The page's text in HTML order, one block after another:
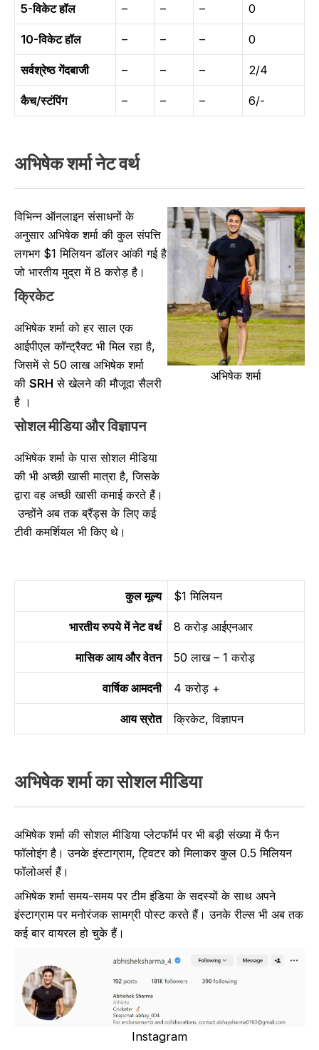
5-विकेट हॉल – – – 0
10-विकेट हॉल – – – 0
सर्वश्रेष्ठ गेंदबाजी – – – 2/4
कैच/स्टंपिंग – – – 6/-
अभिषेक शर्मा नेट वर्थ
विभिन्न ऑनलाइन संसाधनों के
अनुसार अभिषेक शर्मा की कुल संपत्ति
लगभग $1 मिलियन डॉलर आंकी गई है
जो भारतीय मुद्रा में 8 करोड़ है।
क्रिकेट
अभिषेक शर्मा को हर साल एक
आईपीएल कॉन्ट्रैक्ट भी मिल रहा है,
जिसमें से 50 लाख अभिषेक शर्मा
की SRH से खेलने की मौजूदा सैलरी
है ।
सोशल मीडिया और विज्ञापन
अभिषेक शर्मा के पास सोशल मीडिया
की भी अच्छी खासी मात्रा है, जिसके
द्वारा वह अच्छी खासी कमाई करते हैं।
उन्होंने अब तक ब्रैंड्स के लिए कई
टीवी कमर्शियल भी किए थे।
अभिषेक शर्मा
कुल मूल्य $1 मिलियन
भारतीय रुपये में नेट वर्थ 8 करोड़ आईएनआर
मासिक आय और वेतन 50 लाख – 1 करोड़
वार्षिक आमदनी 4 करोड़ +
आय स्रोत क्रिकेट, विज्ञापन
अभिषेक शर्मा का सोशल मीडिया
अभिषेक शर्मा की सोशल मीडिया प्लेटफॉर्म पर भी बड़ी संख्या में फैन
फॉलोइंग है। उनके इंस्टाग्राम, ट्विटर को मिलाकर कुल 0.5 मिलियन
फॉलोअर्स हैं।
अभिषेक शर्मा समय-समय पर टीम इंडिया के सदस्यों के साथ अपने
इंस्टाग्राम पर मनोरंजक सामग्री पोस्ट करते हैं। उनके रील्स भी अब तक
कई बार वायरल हो चुके हैं।
Instagram